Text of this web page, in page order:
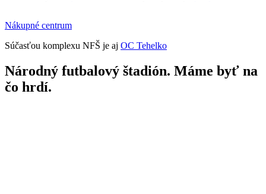
Nákupné centrum
Súčasťou komplexu NFŠ je aj OC Tehelko
Národný futbalový štadión. Máme byť na
čo hrdí.